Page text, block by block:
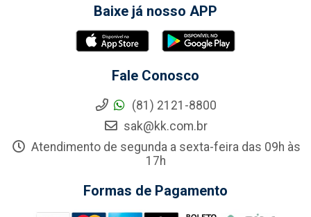
Baixe já nosso APP
Fale Conosco
(81) 2121-8800
sak@kk.com.br
Atendimento de segunda a sexta-feira das 09h às
17h
Formas de Pagamento